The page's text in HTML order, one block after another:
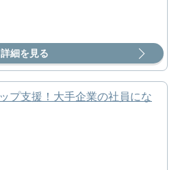
詳細を見る
プ支援！大手企業の社員にな